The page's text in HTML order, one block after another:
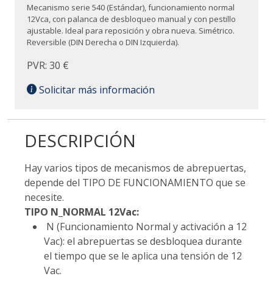
Mecanismo serie 540 (Estándar), funcionamiento normal
12Vca, con palanca de desbloqueo manual y con pestillo
ajustable. Ideal para reposición y obra nueva. Simétrico.
Reversible (DIN Derecha o DIN Izquierda).
PVR: 30 €
Solicitar más información
DESCRIPCIÓN
Hay varios tipos de mecanismos de abrepuertas,
depende del TIPO DE FUNCIONAMIENTO que se
necesite.
TIPO N_NORMAL 12Vac:
N (Funcionamiento Normal y activación a 12
Vac): el abrepuertas se desbloquea durante
el tiempo que se le aplica una tensión de 12
Vac.